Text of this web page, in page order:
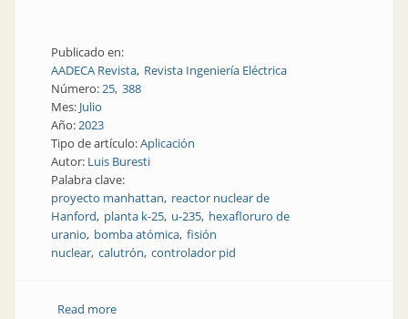
Publicado en:
AADECA Revista Revista Ingeniería Eléctrica
Número:25 388
Mes: Julio
Año:2023
Tipo de artículo:Aplicación
Autor: Luis Buresti
Palabra clave:
proyecto manhattan reactor nuclear de
Hanford planta k-25 u-235 hexafloruro de
uranio bomba atómica fisión
nuclear calutrón controlador pid
Read moreabout “Las chicas PID” o “The calutron girls”